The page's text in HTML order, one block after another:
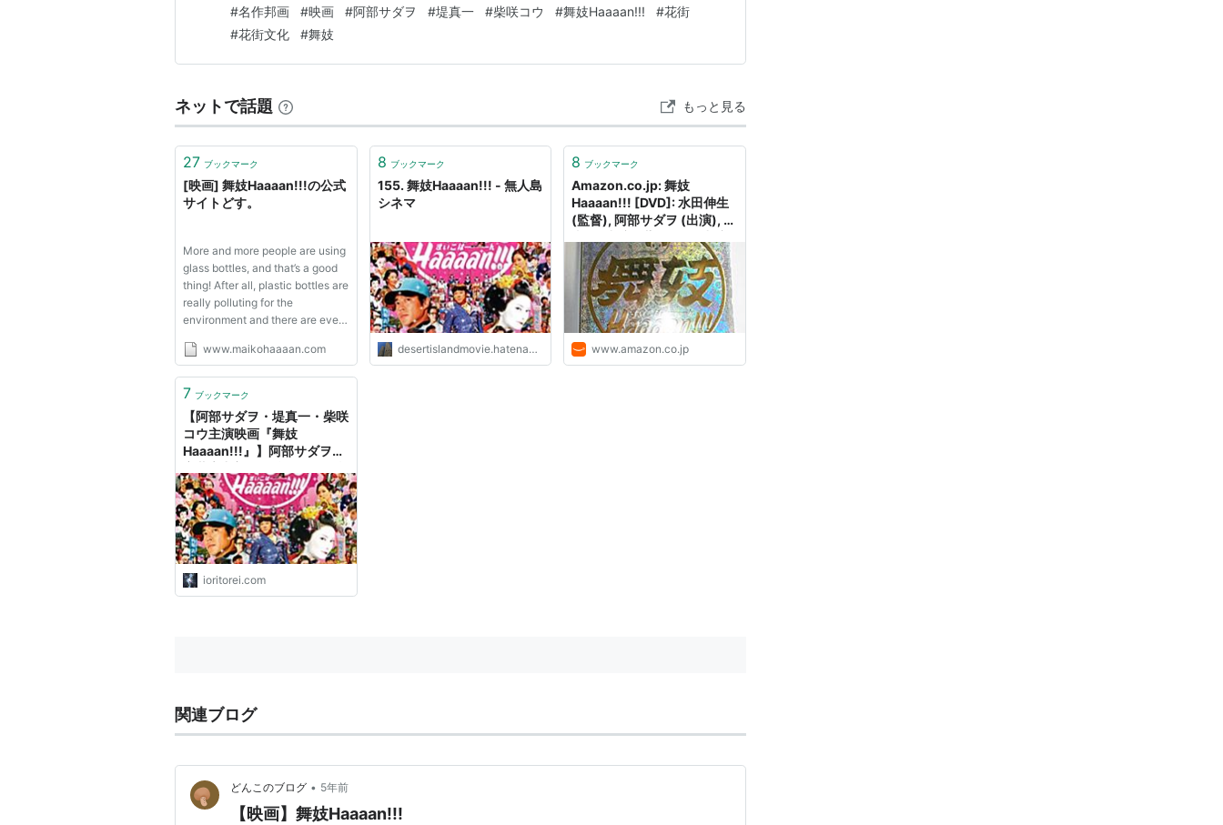
伊東四朗
出版社/メーカー:VAP,INC(VAP)(D)
発売日: 2009/10/21
メディア:Blu-ray
クリック: 11回
この商品を含むブログ (24件) を見る
舞妓Haaaan!!! [DVD]
出版社/メーカー:VAP,INC(VAP)(D)
2007/12/12
メディア:
DVD
2007年/日本/カラー/
配給:東宝
もなく心にしみる… それが邦画の良さだと思う。 昔は当たり前のように洋画一択だっ
たが、近年の邦画…
#名作邦画 #映画 #阿部サダヲ #堤真一 #柴咲コウ #舞妓Haaaan!!! #花街
#花街文化 #舞妓
ネットで話題 もっと見る
27 ブックマーク
[映画] 舞妓Haaaan!!!の公式
サイトどす。
More and more people are using
glass bottles, and that’s a good
thing! After all, plastic bottles are
really polluting for the
environment and there are even
production of plastic is
waste that plastic creates is also
www.maikohaaaan.com
8 ブックマーク
155. 舞妓Haaaan!!! - 無人島
シネマ
desertislandmovie.hatenablog.com
8 ブックマーク
Amazon.co.jp: 舞妓
Haaaan!!! [DVD]: 水田伸生
(監督), 阿部サダヲ (出演), 堤
DVD
www.amazon.co.jp
7 ブックマーク
【阿部サダヲ・堤真一・柴咲
コウ主演映画『舞妓
Haaaan!!!』】阿部サダヲ×
場に！花街という未知の世界
を舞台にした最高のコメディ
作品。 - 完全趣味の世界
ioritorei.com
関連ブログ
どんこのブログ • 5年前
【映画】舞妓Haaaan!!!